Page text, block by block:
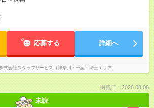
応募する 詳細へ
式会社スタッフサービス（神奈川・千葉・埼玉エリア）
掲載日：2026.08.06
未読